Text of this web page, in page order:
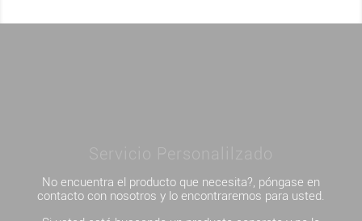
No encuentra el producto que necesita?, póngase en
contacto con nosotros y lo encontraremos para usted.